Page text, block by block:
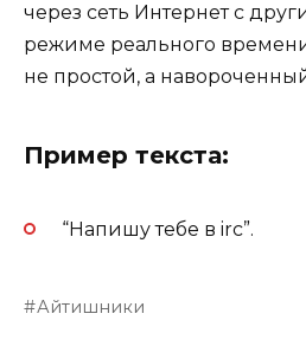
через сеть Интернет с
режиме реального
не простой, а
Пример текста:
“Напишу тебе в irc”.
Айтишники